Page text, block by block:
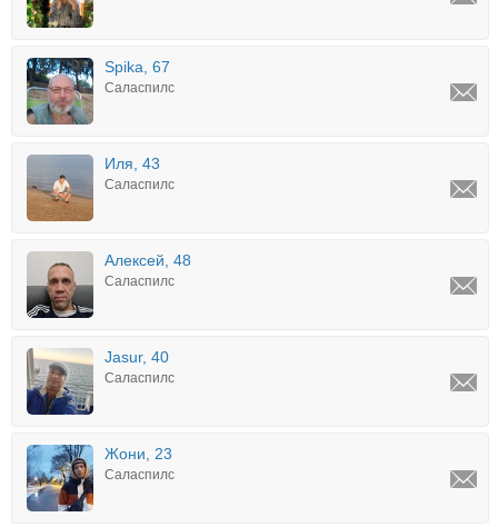
Spika, 67
Саласпилс
Иля, 43
Саласпилс
Алексей, 48
Саласпилс
Jasur, 40
Саласпилс
Жони, 23
Саласпилс